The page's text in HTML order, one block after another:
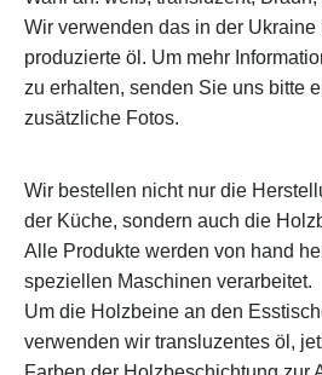
Wir verwenden das in der
produzierte öl. Um mehr
zu erhalten, senden Sie uns bitte
zusätzliche Fotos.
Wir bestellen nicht nur die
der Küche, sondern auch die
Alle Produkte werden von hand
speziellen Maschinen verarbeitet.
Um die Holzbeine an den
verwenden wir transluzentes öl,